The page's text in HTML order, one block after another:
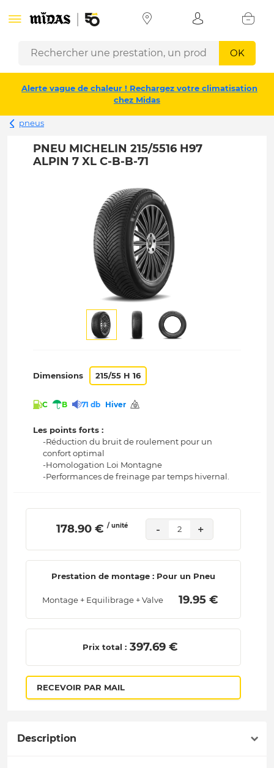
OK
Alerte vague de chaleur ! Rechargez votre climatisation
chez Midas
pneus
PNEU MICHELIN 215/5516 H97
ALPIN 7 XL C-B-B-71
Dimensions 215/55 H 16
C B 71 db Hiver
Les points forts :
-Réduction du bruit de roulement pour un
confort optimal
-Homologation Loi Montagne
-Performances de freinage par temps hivernal.
178.90 € / unité - 2 +
Prestation de montage : Pour un Pneu
Montage + Equilibrage + Valve 19.95 €
Prix total : 397.69 €
RECEVOIR PAR MAIL
Description